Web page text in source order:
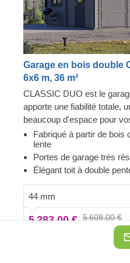
Garage en bois double
6x6 m, 36 m²
CLASSIC DUO est le
apporte une fiabilité totale,
beaucoup d'espace pour
rendent le garage lumineux
construction robuste
Préparez-vous à faire
de lavage et à être fier de
construction en bois à vos
un petit bijou qui apporte de
Fabriqué à partir de bois
lente
Portes de garage très
Élégant toit à double
44 mm
5 283,00 € 5 608,00 €